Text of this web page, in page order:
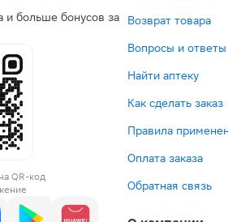
и больше бонусов за
QR-код
Возврат товара
Вопросы и ответы
Найти аптеку
Как сделать заказ
Правила
Оплата заказа
Обратная связь